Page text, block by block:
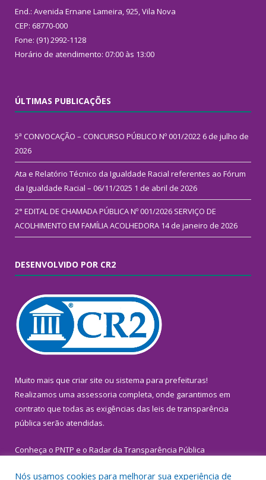
End.: Avenida Ernane Lameira, 925, Vila Nova
CEP: 68770-000
Fone: (91) 2992-1128
Horário de atendimento: 07:00 às 13:00
ÚLTIMAS PUBLICAÇÕES
5ª CONVOCAÇÃO – CONCURSO PÚBLICO Nº 001/2022 6 de julho de
2026
Ata e Relatório Técnico da Igualdade Racial referentes ao Fórum
da Igualdade Racial – 06/11/2025 1 de abril de 2026
2° EDITAL DE CHAMADA PÚBLICA Nº 001/2026 SERVIÇO DE
ACOLHIMENTO EM FAMÍLIA ACOLHEDORA 14 de janeiro de 2026
DESENVOLVIDO POR CR2
Muito mais que criar site ou sistema para prefeituras!
Realizamos uma assessoria completa, onde garantimos em
contrato que todas as exigências das leis de transparência
pública serão atendidas.
Conheça o PNTP e o Radar da Transparência Pública
Nós usamos cookies para melhorar sua experiência de